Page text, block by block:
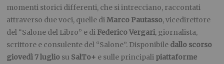
momenti storici differenti, che si intrecciano, raccontati
attraverso due voci, quelle diMarco Pautasso, vicedirettore
del “Salone del Libro” e di FedericoVergari, giornalista,
scrittore e consulente del “Salone”. Disponibile dallo scorso
giovedì 7 luglio su SalTo+ e sulle principali piattaforme